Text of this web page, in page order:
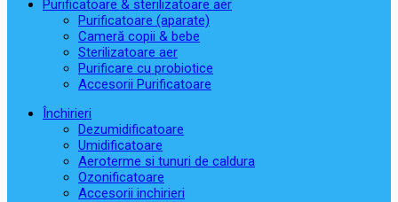
Purificatoare & sterilizatoare aer
Purificatoare (aparate)
Cameră copii & bebe
Sterilizatoare aer
Purificare cu probiotice
Accesorii Purificatoare
Închirieri
Dezumidificatoare
Umidificatoare
Aeroterme si tunuri de caldura
Ozonificatoare
Accesorii inchirieri